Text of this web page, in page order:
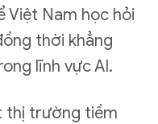
Việt Nam học hỏi
thời khẳng
lĩnh vực AI.
thị trường tiềm